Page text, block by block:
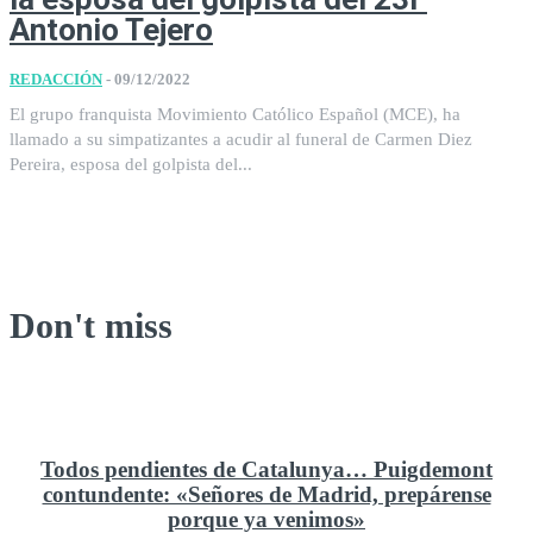
Antonio Tejero
REDACCIÓN - 09/12/2022
El grupo franquista Movimiento Católico Español (MCE), ha
llamado a su simpatizantes a acudir al funeral de Carmen Diez
Pereira, esposa del golpista del...
Don't miss
Todos pendientes de Catalunya… Puigdemont
contundente: «Señores de Madrid, prepárense
porque ya venimos»